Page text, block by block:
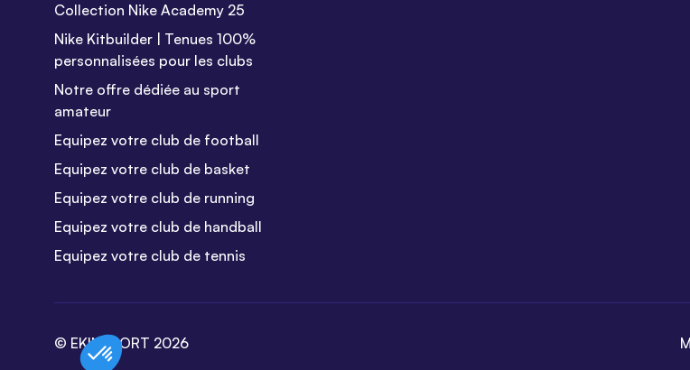
Collection Nike Academy 25
Nike Kitbuilder | Tenues 100%
personnalisées pour les clubs
Notre offre dédiée au sport
amateur
Equipez votre club de football
Equipez votre club de basket
Equipez votre club de running
Equipez votre club de handball
Equipez votre club de tennis
© EKINSPORT 2026